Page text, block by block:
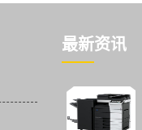
最新资讯